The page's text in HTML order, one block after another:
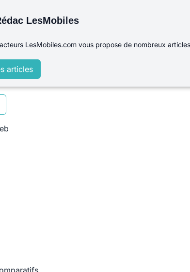
LesMobiles
LesMobiles.com vous propose de nombreux
articles